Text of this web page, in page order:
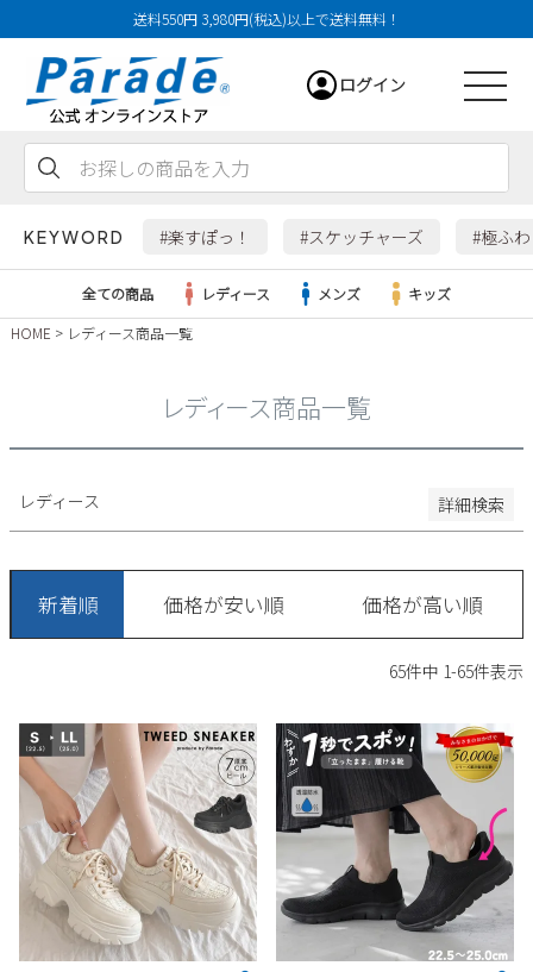
送料550円 3,980円(税込)以上で送料無料！
ログイン
KEYWORD #楽すぽっ！ #スケッチャーズ #極ふ
すべての商品
レインシューズ
スニーカー
ローファー
カジュアルシューズ
ワークシューズ
ブーツ
すべての商品
サンダル
スニーカー
ビジネス・ドレスシューズ
ローファー
カジュアルシューズ
レインシューズ
スニーカー
スクール
フォーマル
すべての商品
レディース新入荷
メンズ新入荷
キッズ新入荷
すべての商品
レディースSALE
メンズSALE
バッグ
すべての商品
リュック
雑貨
詳細検索
全ての商品 レディース メンズ
キッズ
HOME
レディース商品一覧
レディース商品一覧
レディース 詳細検索
29cm
29.5cm
31cm
32cm
特徴
防水・撥水
検索
新着順 価格が安い順 価格が高い順
65件中 1-65件表示